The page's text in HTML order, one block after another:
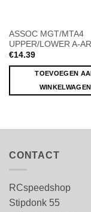
ASSOC MGT/MTA4
UPPER/LOWER A-
€14.39
TOEVOEGEN
WINKELWAGEN
CONTACT
RCspeedshop
Stipdonk 55